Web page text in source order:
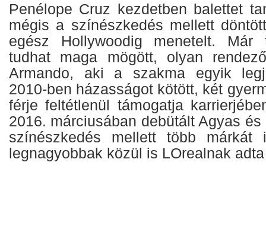
Penélope Cruz kezdetben balettet
mégis a színészkedés mellett
egész Hollywoodig menetelt.
tudhat maga mögött, olyan
Armando, aki a szakma egyik
2010-ben házasságot kötött, két
férje feltétlenül támogatja
2016. márciusában debütált Agyas
színészkedés mellett több márkát
legnagyobbak közül is LOrealnak